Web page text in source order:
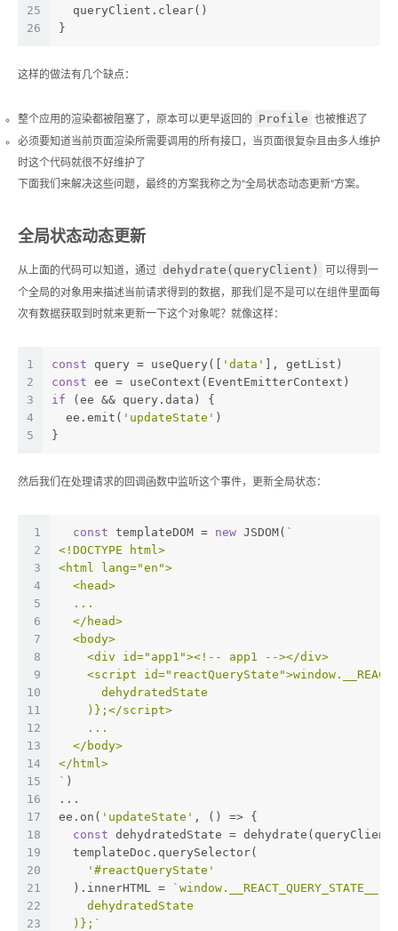
25
26
  queryClient.clear()
}
这样的做法有几个缺点：
整个应用的渲染都被阻塞了，原本可以更早返回的 Profile 也被推迟了
必须要知道当前页面渲染所需要调用的所有接口，当页面很复杂且由多人维护
时这个代码就很不好维护了
下面我们来解决这些问题，最终的方案我称之为“全局状态动态更新”方案。
全局状态动态更新
从上面的代码可以知道，通过 dehydrate(queryClient) 可以得到一
个全局的对象用来描述当前请求得到的数据，那我们是不是可以在组件里面每
次有数据获取到时就来更新一下这个对象呢？就像这样：
1
2
3
4
5
const query = useQuery([ 'data'
], getList)
const ee = useContext(EventEmitterContext)
if (ee && query.data) {
  ee.emit(
'updateState' )
}
然后我们在处理请求的回调函数中监听这个事件，更新全局状态：
1
2
3
4
5
6
7
8
9
10
11
12
13
14
15
16
17
18
19
20
21
22
23
const templateDOM = new JSDOM( `
<!DOCTYPE html>
<html lang="en">
  <head>
  ...
  </head>
  <body>
    <div id="app1"><!-- app1 --></div>
<script
      dehydratedState
    )}
;</script>
    ...
  </body>
</html>
` )
...
ee.on( 'updateState' , () => {
const dehydratedState =
  templateDoc.querySelector(
'#reactQueryState'
  ).innerHTML =
`window.__REACT_QUERY_STATE__
    dehydratedState
  )}
;`